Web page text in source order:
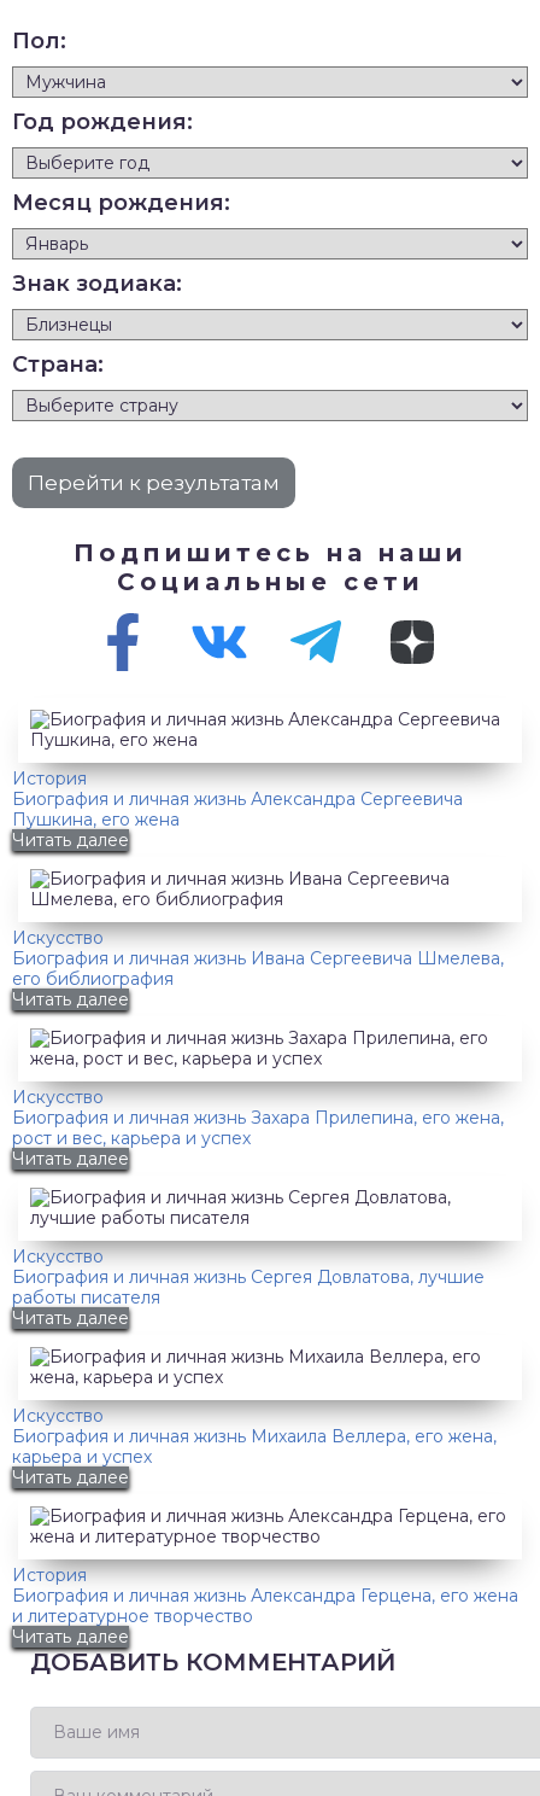
Пол:
Год рождения:
Месяц рождения:
Знак зодиака:
Страна:
Подпишитесь на наши
Социальные сети
История
Биография и личная жизнь Александра Сергеевича
Пушкина, его жена
Читать далее
Искусство
Биография и личная жизнь Ивана Сергеевича Шмелева,
его библиография
Читать далее
Искусство
Биография и личная жизнь Захара Прилепина, его жена,
рост и вес, карьера и успех
Читать далее
Искусство
Биография и личная жизнь Сергея Довлатова, лучшие
работы писателя
Читать далее
Искусство
Биография и личная жизнь Михаила Веллера, его жена,
карьера и успех
Читать далее
История
Биография и личная жизнь Александра Герцена, его жена
и литературное творчество
Читать далее
ДОБАВИТЬ КОММЕНТАРИЙ